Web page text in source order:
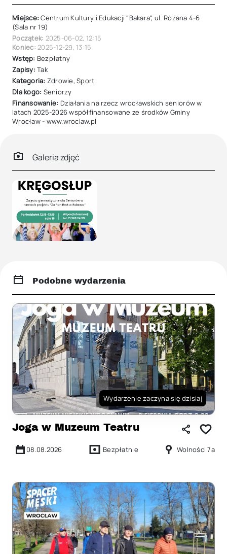
Miejsce:Centrum Kultury i Edukacji "Bakara", ul. Różana 4-6
(Sala nr 19)
Początek: 2025-06-02, 12:15
Koniec:2025-12-29, 13:15
Wstęp: Bezpłatny
Zapisy:Tak
Kategoria: Zdrowie,Sport
Dla kogo: Seniorzy
Finansowanie: Działania na rzecz wrocławskich seniorów w
latach 2025-2026 współfinansowane ze środków Gminy
Wrocław - www.wroclaw.pl
Galeria zdjęć
Podobne wydarzenia
Wydarzenie zaczyna się dzisiaj
Joga w Muzeum Teatru
08.08.2026 Bezpłatnie Wolności 7a